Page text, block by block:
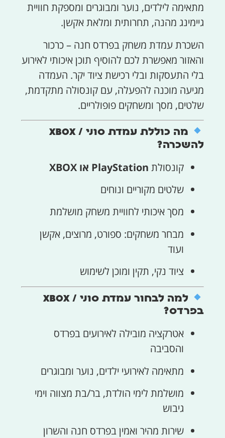
מתאימה לילדים, נוער ומבוגרים ומספקת חוויית
גיימינג מהנה, תחרותית ומלאת אקשן.
השכרת עמדת משחק בפרדס חנה – כרכור
והאזור מאפשרת לכם להוסיף תוכן איכותי לאירוע
בלי התעסקות ובלי רכישת ציוד יקר. העמדה
מגיעה מוכנה להפעלה, עם קונסולה מתקדמת,
שלטים, מסך ומשחקים פופולריים.
מה כוללת עמדת סוני / XBOX
להשכרה?
קונסולת PlayStation או XBOX
שלטים מקוריים ונוחים
מסך איכותי לחוויית משחק מושלמת
מבחר משחקים: ספורט, מרוצים, אקשן
ועוד
ציוד נקי, תקין ומוכן לשימוש
למה לבחור עמדת סוני / XBOX
בפרדס?
אטרקציה מובילה לאירועים בפרדס
והסביבה
מתאימה לאירועי ילדים, נוער ומבוגרים
מושלמת לימי הולדת, בר/בת מצווה וימי
גיבוש
שירות מהיר ואמין בפרדס חנה והשרון